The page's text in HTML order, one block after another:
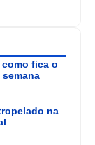
fica o
na